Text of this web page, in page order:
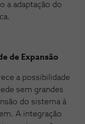
a adaptação do
de Expansão
a possibilidade
sem grandes
do sistema à
A integração